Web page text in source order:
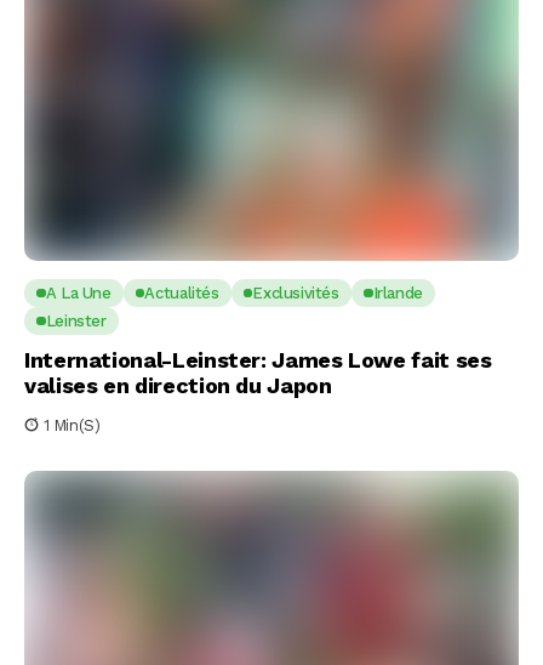
A La Une Actualités Exclusivités
Irlande
Leinster
International-Leinster: James Lowe fait ses
valises en direction du Japon
1 Min(s)